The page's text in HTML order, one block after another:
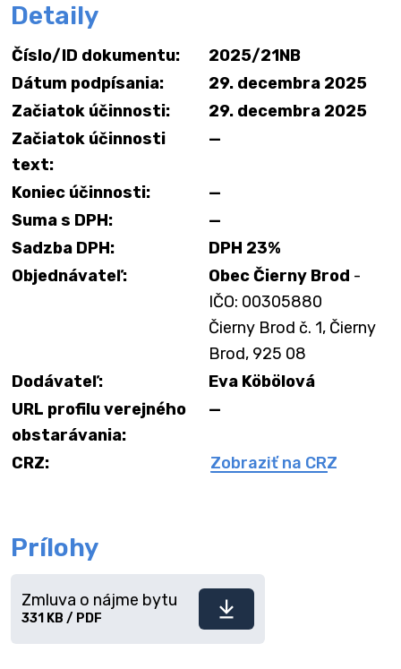
Detaily
Číslo/ID dokumentu:
2025/21NB
Dátum podpísania:
29. decembra 2025
Začiatok účinnosti:
29. decembra 2025
Začiatok účinnosti
text:
—
Koniec účinnosti:
—
Suma s DPH:
—
Sadzba DPH:
DPH 23%
Objednávateľ:
Obec Čierny Brod -
IČO: 00305880
Čierny Brod č. 1, Čierny
Brod, 925 08
Dodávateľ:
Eva Köbölová
URL profilu verejného
obstarávania:
—
CRZ: Zobraziť na CRZ
Prílohy
Stiahnuť
Zmluva o nájme bytu
331 KB / PDF